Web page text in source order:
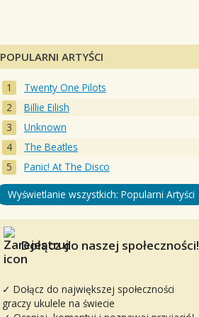
POPULARNI ARTYŚCI
Twenty One Pilots
Billie Eilish
Unknown
The Beatles
Panic! At The Disco
Wyświetlanie wszystkich: Popularni Artyści
Dołącz do naszej społeczności!
✓ Dołącz do największej społeczności
graczy ukulele na świecie